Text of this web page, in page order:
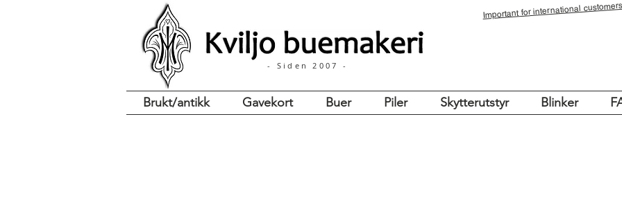
- Siden 2007 -
Importantfor international
Brukt/antikk Gavekort Buer Piler Skytterutstyr Blinker